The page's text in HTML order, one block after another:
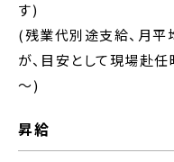
す)
(残業代別途支給、月平
が、目安として現場赴
～)
昇給